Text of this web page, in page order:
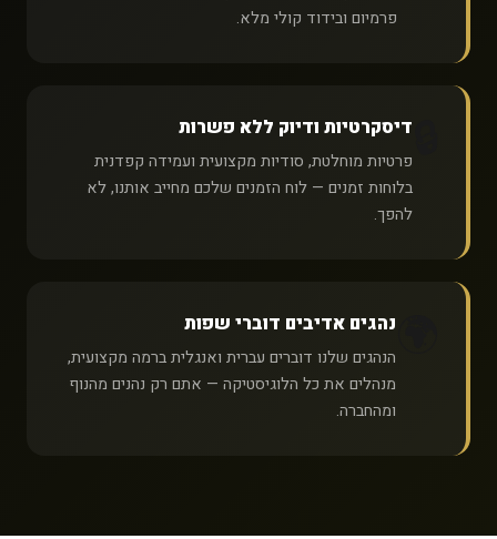
פרמיום ובידוד קולי מלא.
דיסקרטיות ודיוק ללא פשרות
פרטיות מוחלטת, סודיות מקצועית ועמידה קפדנית
בלוחות זמנים — לוח הזמנים שלכם מחייב אותנו, לא
להפך.
נהגים אדיבים דוברי שפות
הנהגים שלנו דוברים עברית ואנגלית ברמה מקצועית,
מנהלים את כל הלוגיסטיקה — אתם רק נהנים מהנוף
ומהחברה.